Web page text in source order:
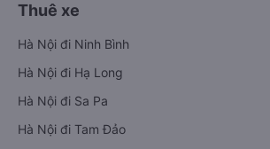
Thuê xe
Hà Nội đi Ninh Bình
Hà Nội đi Hạ Long
Hà Nội đi Sa Pa
Hà Nội đi Tam Đảo